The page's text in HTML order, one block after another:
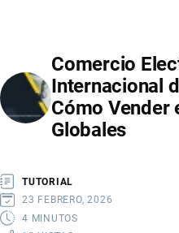
DESDE
ECUADOR
A
CANADÁ
Comercio
Internacional
Cómo Vender
Globales
TUTORIAL
23 FEBRERO, 2026
4 MINUTOS